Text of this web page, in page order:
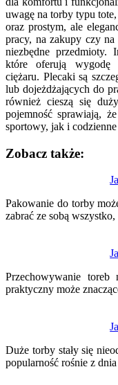
uwagę na torby typu
oraz prostym, ale
pracy, na zakupy czy
niezbędne przedmioty.
które oferują wygodę
ciężaru. Plecaki są
lub dojeżdżających do
również cieszą się
pojemność sprawiają,
sportowy, jak i codzienne
Zobacz także:
Pakowanie do torby
zabrać ze sobą
Przechowywanie
praktyczny może
Duże torby stały się
popularność rośnie z
wpisu